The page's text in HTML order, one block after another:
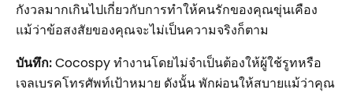
กังวลมากเกินไปเกี่ยวกับการทำให้คนรักของคุณขุ่นเคือง
แม้ว่าข้อสงสัยของคุณจะไม่เป็นความจริงก็ตาม
บันทึก:Cocospy ทำงานโดยไม่จำเป็นต้องให้ผู้ใช้รูทหรือ
เจลเบรคโทรศัพท์เป้าหมาย ดังนั้น พักผ่อนให้สบายแม้ว่าคุณ